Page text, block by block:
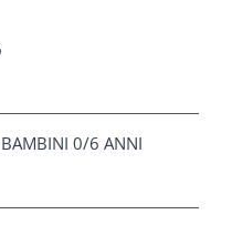
BAMBINI 0/6 ANNI